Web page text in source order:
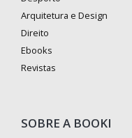
Arquitetura e Design
Direito
Ebooks
Revistas
SOBRE A BOOKI